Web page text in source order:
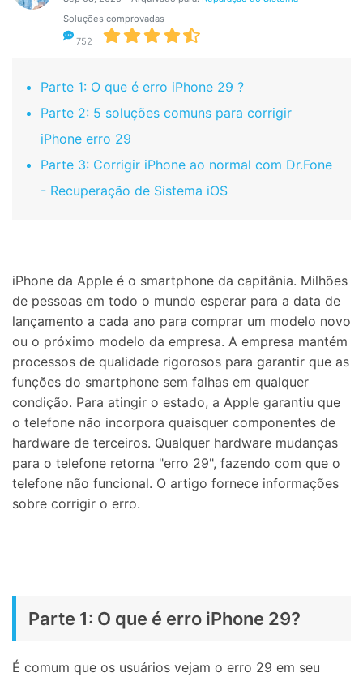
Proteção do celular
Soluções comprovadas
752
Parte 1: O que é erro iPhone 29 ?
Parte 2: 5 soluções comuns para corrigir
iPhone erro 29
Parte 3: Corrigir iPhone ao normal com Dr.Fone
- Recuperação de Sistema iOS
iPhone da Apple é o smartphone da capitânia. Milhões
de pessoas em todo o mundo esperar para a data de
lançamento a cada ano para comprar um modelo novo
ou o próximo modelo da empresa. A empresa mantém
processos de qualidade rigorosos para garantir que as
funções do smartphone sem falhas em qualquer
condição. Para atingir o estado, a Apple garantiu que
o telefone não incorpora quaisquer componentes de
hardware de terceiros. Qualquer hardware mudanças
para o telefone retorna "erro 29", fazendo com que o
telefone não funcional. O artigo fornece informações
sobre corrigir o erro.
Parte 1: O que é erro iPhone 29?
É comum que os usuários vejam o erro 29 em seu